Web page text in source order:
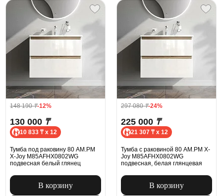
148 190₸-12%
130 000 ₸
10 833 ₸ x 12
Тумба под раковину 80 AM.PM
X-Joy M85AFHX0802WG
подвесная белый глянец
В корзину
297 080₸-24%
225 000 ₸
21 307 ₸ x 12
Тумба с раковиной 80 AM.PM X-
Joy M85AFHX0802WG
подвесная, белая глянцевая
В корзину